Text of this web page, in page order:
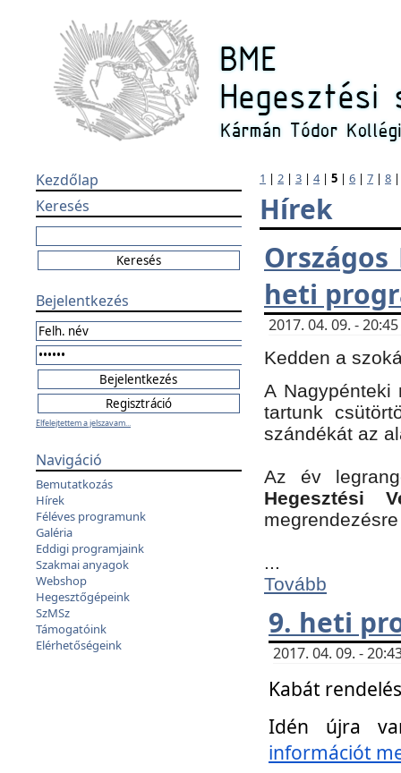
Kezdőlap
Keresés
Bejelentkezés
Elfelejtettem a jelszavam...
Navigáció
Bemutatkozás
Hírek
Féléves programunk
Galéria
Eddigi programjaink
Szakmai anyagok
Webshop
Hegesztőgépeink
SzMSz
Támogatóink
Elérhetőségeink
1 | 2 | 3 | 4| 5 | 6 | 7 | 8
Hírek
Országos
heti
2017. 04. 09. -
Kedden a
A Nagypénteki
tartunk
szándékát az
Az év
Hegesztési
...
Tovább
9. heti
2017. 04. 09. -
Kabát
Idén újra
információt